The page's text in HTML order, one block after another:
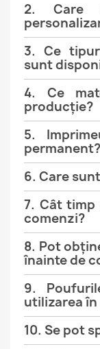
2. Care
3. Ce
sunt
4. Ce
producție?
5.
permanent?
6. Care
7. Cât timp
comenzi?
8. Pot
înainte de
9.
utilizarea
10. Se pot